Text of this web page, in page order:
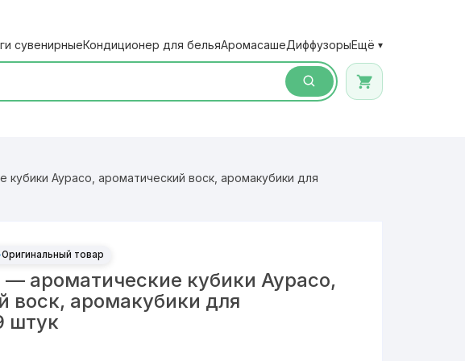
сувенирныеКондиционер для бельяАромасашеДиффузорыЕщё ▾
Аурасо, ароматический воск, аромакубики для
Оригинальный товар
ароматические кубики Аурасо,
воск, аромакубики для
штук